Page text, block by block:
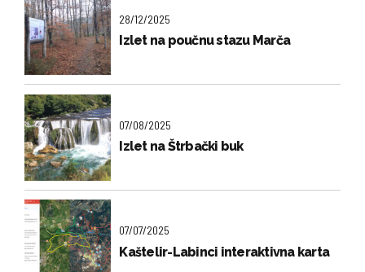
28/12/2025
Izlet na poučnu stazu Marča
07/08/2025
Izlet na Štrbački buk
07/07/2025
Kaštelir-Labinci interaktivna karta